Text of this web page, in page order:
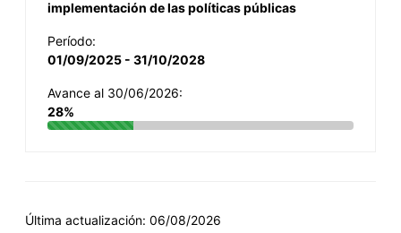
implementación de las políticas públicas
Período:
01/09/2025 - 31/10/2028
Avance al 30/06/2026:
28%
Última actualización: 06/08/2026